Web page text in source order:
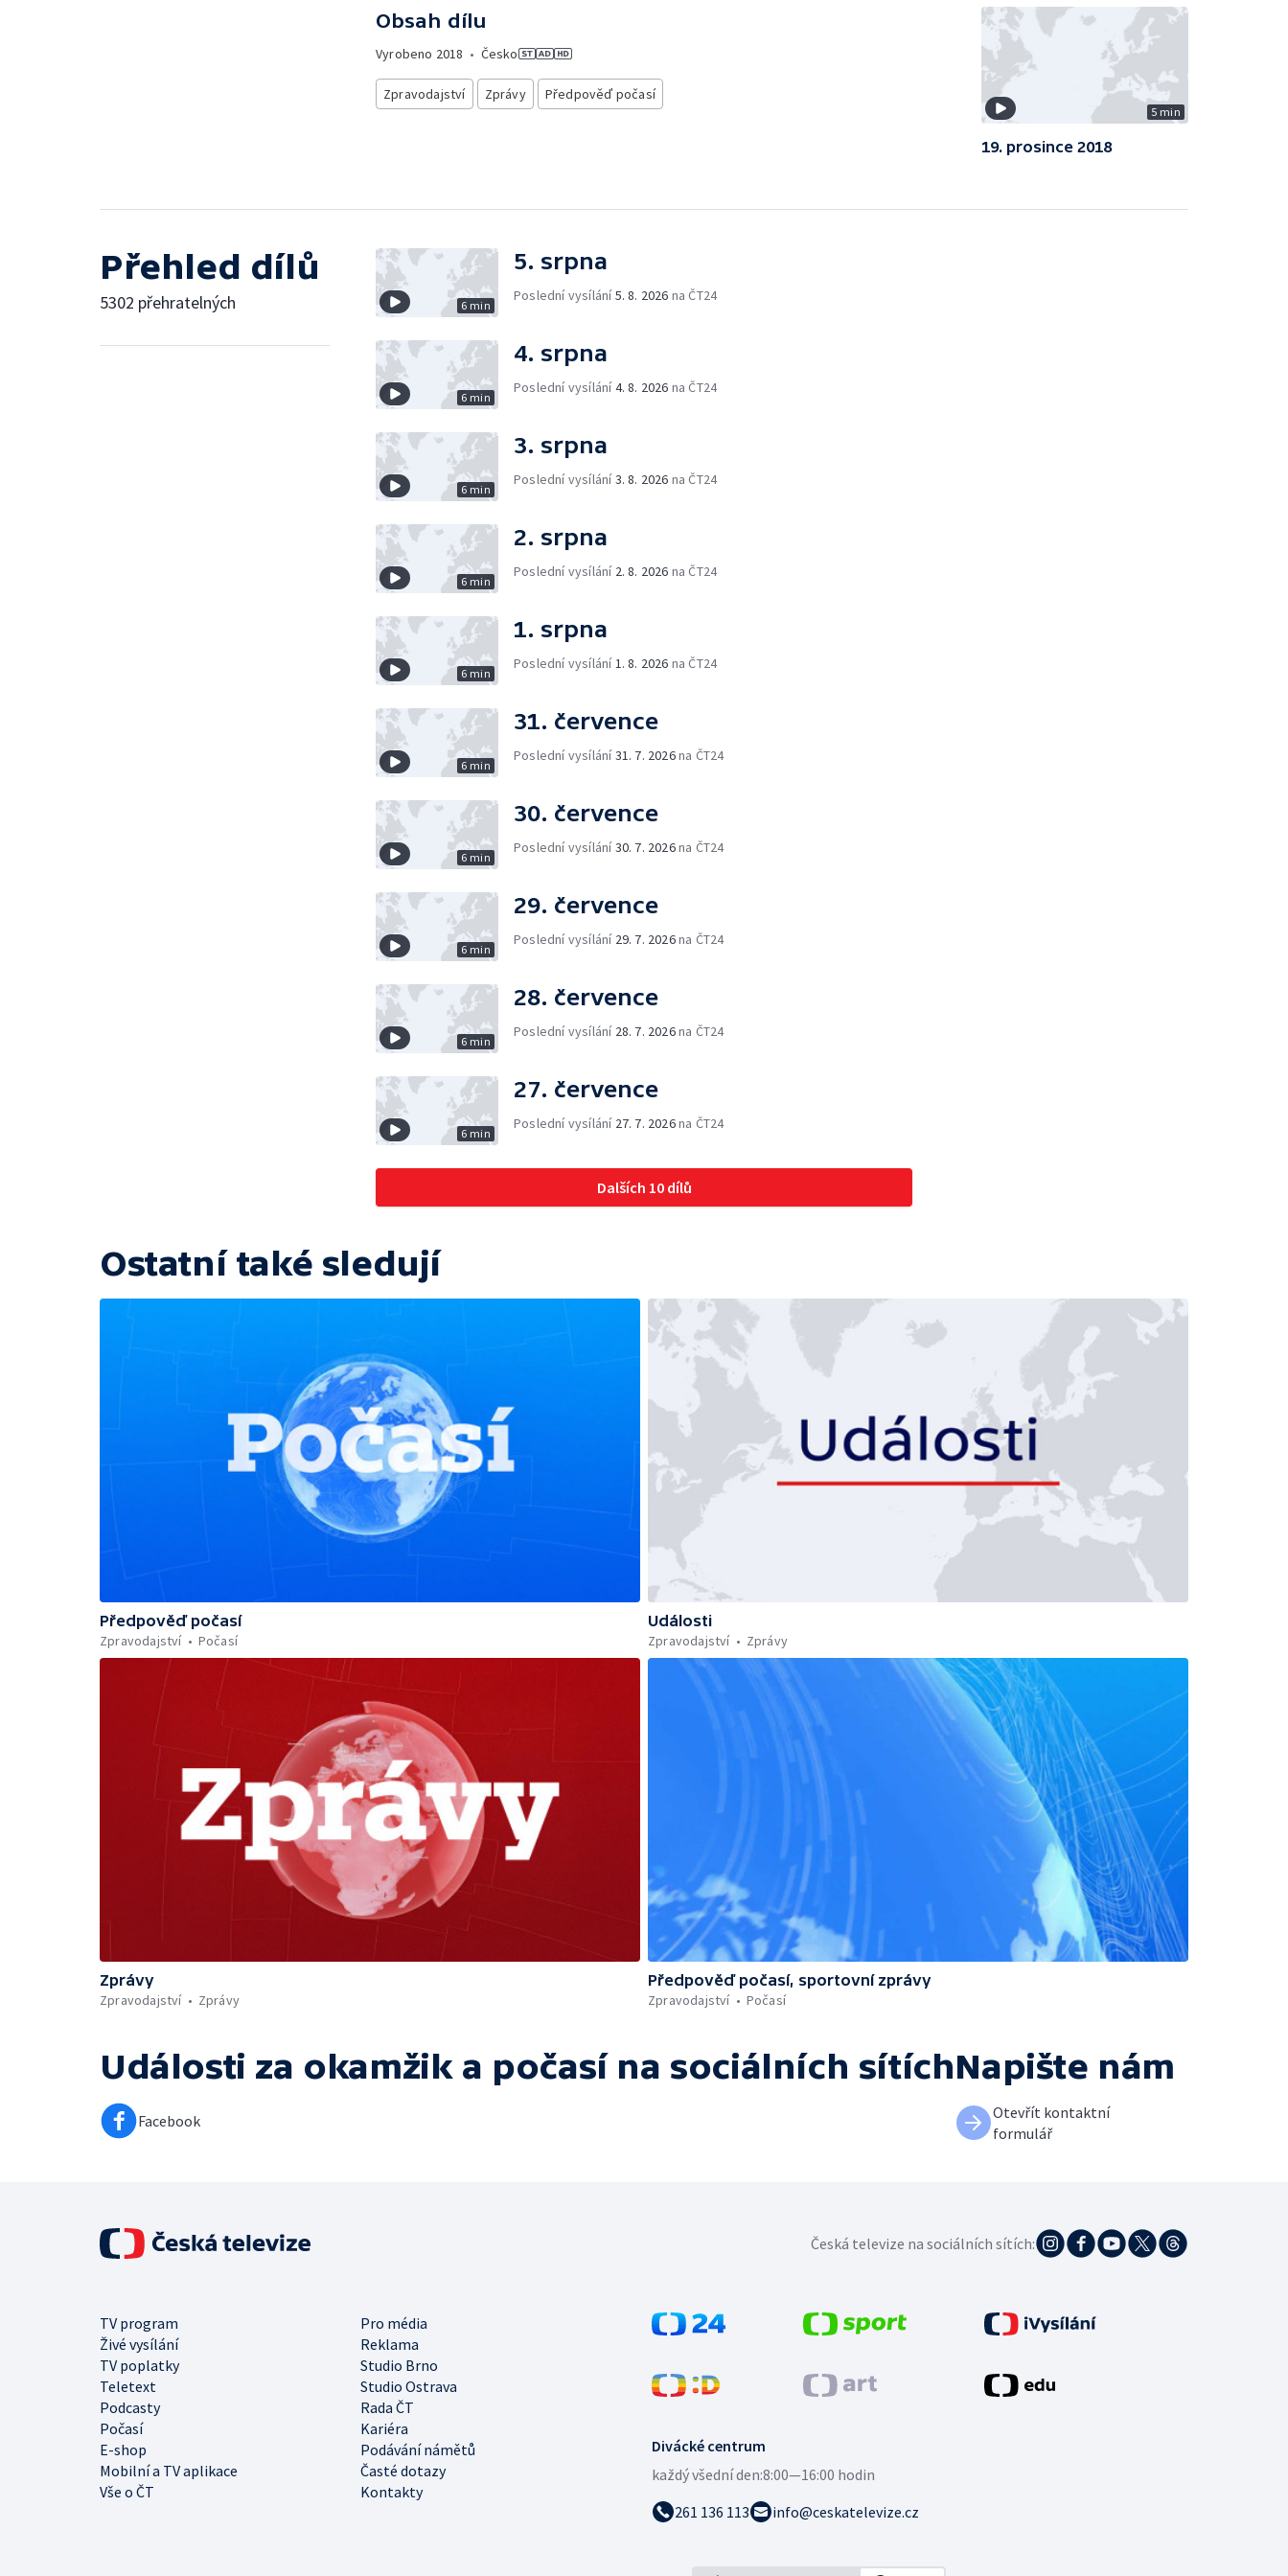
Obsah dílu
Vyrobeno 2018 • Česko
Zpravodajství Zprávy Předpověď počasí
5 min
19. prosince 2018
Přehled dílů
5302 přehratelných 6 min
5. srpna
Poslední vysílání5. 8. 2026 na ČT24
6 min
4. srpna
Poslední vysílání4. 8. 2026 na ČT24
6 min
3. srpna
Poslední vysílání3. 8. 2026 na ČT24
6 min
2. srpna
Poslední vysílání 2. 8. 2026 na ČT24
6 min
1. srpna
Poslední vysílání 1. 8. 2026 na ČT24
6 min
31. července
Poslední vysílání31. 7. 2026na ČT24
6 min
30. července
Poslední vysílání30. 7. 2026na ČT24
6 min
29. července
Poslední vysílání 29. 7. 2026na ČT24
6 min
28. července
Poslední vysílání 28. 7. 2026na ČT24
6 min
27. července
Poslední vysílání 27. 7. 2026na ČT24
Dalších 10 dílů
Ostatní také sledují
Předpověď počasí
Zpravodajství
Počasí
Události
Zpravodajství
Zprávy
Zprávy
Zpravodajství
Zprávy
Předpověď počasí, sportovní zprávy
Zpravodajství
Počasí
Události za okamžik a počasí na sociálních sítích
Facebook
Napište nám
Otevřít kontaktní
formulář
Divácké centrum
každý všední den:8:00—16:00 hodin
261 136 113
info@ceskatelevize.cz
TV program
Pro média
Živé vysílání
Reklama
TV poplatky
Studio Brno
Teletext
Studio Ostrava
Podcasty
Rada ČT
Počasí
Kariéra
E-shop
Podávání námětů
Mobilní a TV aplikace
Časté dotazy
Vše o ČT
Kontakty
Česká televize na sociálních sítích: